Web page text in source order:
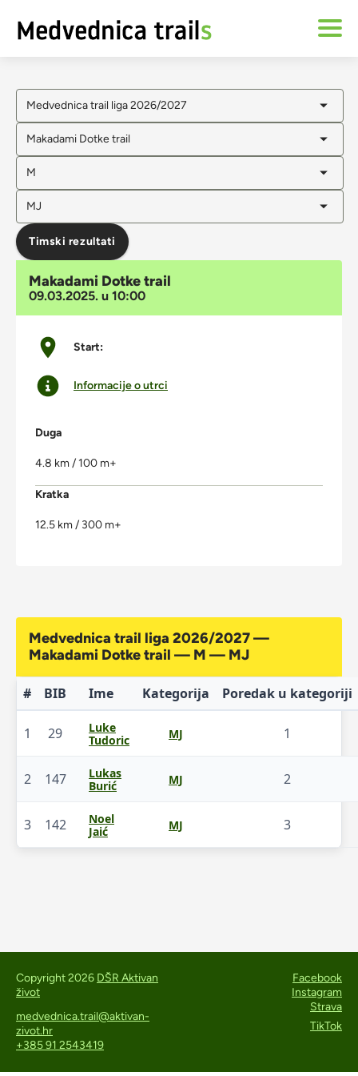
Medvednica trail liga 2026/2027
Makadami Dotke trail
M
MJ
Timski rezultati
Makadami Dotke trail
09.03.2025. u 10:00
Start:
Informacije o utrci
Duga
4.8 km / 100 m+
Kratka
12.5 km / 300 m+
Medvednica trail liga 2026/2027 —
Makadami Dotke trail — M — MJ
# BIB Ime Kategorija Poredak u kategoriji
1 29
Luke
Tudoric
MJ 1
2 147
Lukas
Burić
MJ 2
3 142
Noel
Jaić
MJ 3
Copyright 2026 DŠR Aktivan
život
medvednica.trail@aktivan-
zivot.hr
+385 91 2543419
Facebook
Instagram
Strava
TikTok